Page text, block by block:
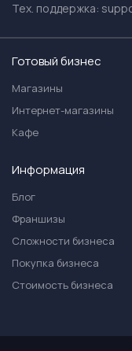
Тех. поддержка:
Готовый бизнес
Магазины
Интернет-магазины
Кафе
Информация
Блог
Франшизы
Сложности бизнеса
Покупка бизнеса
Стоимость бизнеса